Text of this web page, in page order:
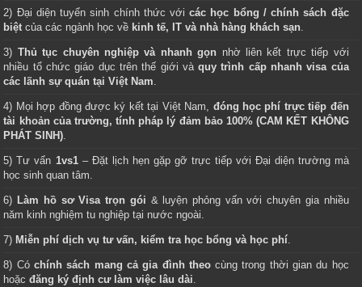
2) Đại diện tuyển sinh chính thức vớicác học bổng / chính sách đặc
biệt của các ngành học về kinh tế, IT và nhà hàng khách sạn.
3) Thủ tục chuyên nghiệp và nhanh gọn nhờ liên kết trực tiếp với
nhiều tổ chức giáo dục trên thế giới vàquy trình cấp nhanh visa của
các lãnh sự quán tại Việt Nam.
4) Mọi hợp đồng được ký kết tại Việt Nam, đóng học phí trực tiếp đến
tài khoản của trường, tính pháp lý đảm bảo 100% (CAM KẾT KHÔNG
PHÁT SINH).
5) Tư vấn 1vs1– Đặt lịch hẹn gặp gỡ trực tiếp với Đại diện trường mà
học sinh quan tâm.
6) Làm hồ sơ Visa trọn gói & luyện phỏng vấn với chuyên gia nhiều
năm kinh nghiệm tu nghiệp tại nước ngoài.
7) Miễn phí dịch vụ tư vấn, kiểm tra học bổng và học phí.
8) Cóchính sách mang cả gia đình theocùng trong thời gian du học
hoặcđăng ký định cư làm việc lâu dài.